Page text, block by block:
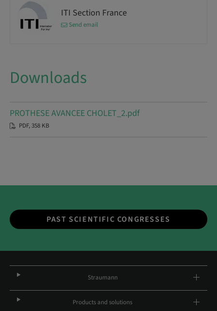
ITI Section France
Send email
Downloads
PROTHESE AVANCEE CHOLET_2.pdf
PDF, 358 KB
PAST SCIENTIFIC CONGRESSES
Straumann
Products and solutions